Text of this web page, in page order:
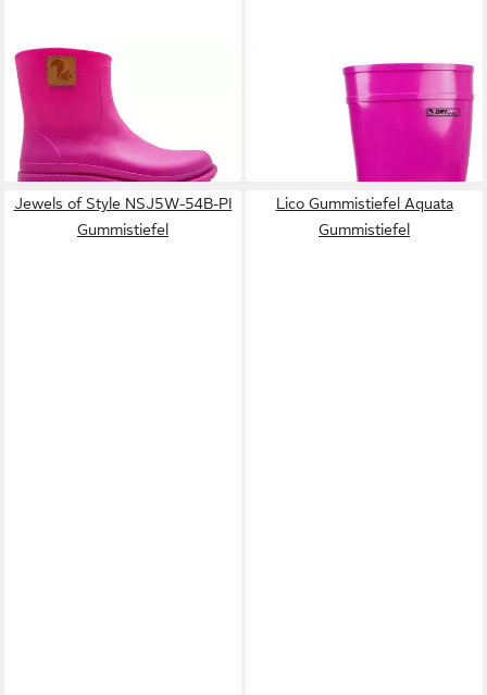
THIESBio Rainboot
Gummistiefelette
69,95 €
BOCKSTIEGELLuisa pink
dunkelblau Gummistiefel
Jewels of Style NSJ5W-54B-PI
Gummistiefel
Lico Gummistiefel Aquata
Gummistiefel